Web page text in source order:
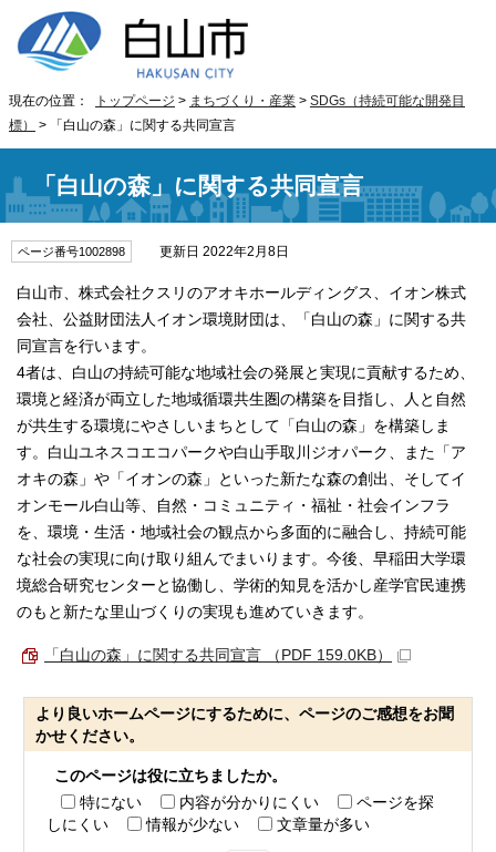
現在の位置： トップページ > まちづくり・産業 > SDGs（持続可能な開発目
標）
> 「白山の森」に関する共同宣言
「白山の森」に関する共同宣言
ページ番号1002898 更新日 2022年2月8日
白山市、株式会社クスリのアオキホールディングス、イオン株式
会社、公益財団法人イオン環境財団は、「白山の森」に関する共
同宣言を行います。
4者は、白山の持続可能な地域社会の発展と実現に貢献するため、
環境と経済が両立した地域循環共生圏の構築を目指し、人と自然
が共生する環境にやさしいまちとして「白山の森」を構築しま
す。白山ユネスコエコパークや白山手取川ジオパーク、また「ア
オキの森」や「イオンの森」といった新たな森の創出、そしてイ
オンモール白山等、自然・コミュニティ・福祉・社会インフラ
を、環境・生活・地域社会の観点から多面的に融合し、持続可能
な社会の実現に向け取り組んでまいります。今後、早稲田大学環
境総合研究センターと協働し、学術的知見を活かし産学官民連携
のもと新たな里山づくりの実現も進めていきます。
「白山の森」に関する共同宣言 （PDF 159.0KB）
より良いホームページにするために、ページのご感想をお聞
かせください。
このページは役に立ちましたか。
特にない
内容が分かりにくい
ページを探
しにくい
情報が少ない 文章量が多い